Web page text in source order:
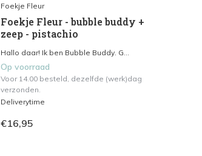
Foekje Fleur
Foekje Fleur - bubble buddy +
zeep - pistachio
Hallo daar! Ik ben Bubble Buddy. G...
Op voorraad
Voor 14.00 besteld, dezelfde (werk)dag
verzonden.
Deliverytime
€16,95